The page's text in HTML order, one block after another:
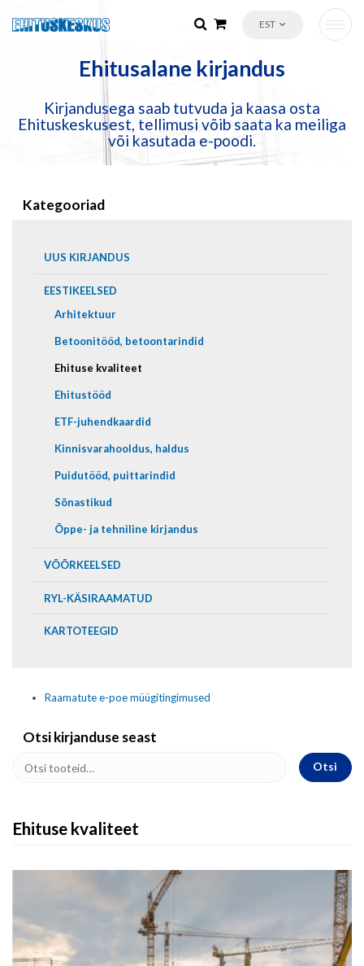
EST
Ehitusalane kirjandus
Kirjandusega saab tutvuda ja kaasa osta
Ehituskeskusest, tellimusi võib saata ka meiliga
või kasutada e-poodi.
Kategooriad
UUS KIRJANDUS
EESTIKEELSED
Arhitektuur
Betoonitööd, betoontarindid
Ehituse kvaliteet
Ehitustööd
ETF-juhendkaardid
Kinnisvarahooldus, haldus
Puidutööd, puittarindid
Sõnastikud
Õppe- ja tehniline kirjandus
VÕÕRKEELSED
RYL-KÄSIRAAMATUD
KARTOTEEGID
Raamatute e-poe müügitingimused
Otsi kirjanduse seast
Otsi
Ehituse kvaliteet